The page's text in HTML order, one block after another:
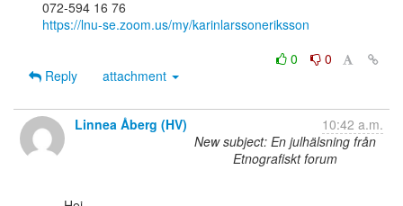
https://lnu-se.zoom.us/my/karinlarssoneriksson
0
0
Reply
attachment
Linnea Åberg (HV)
10:42 a.m.
New subject: En julhälsning från
Etnografiskt forum